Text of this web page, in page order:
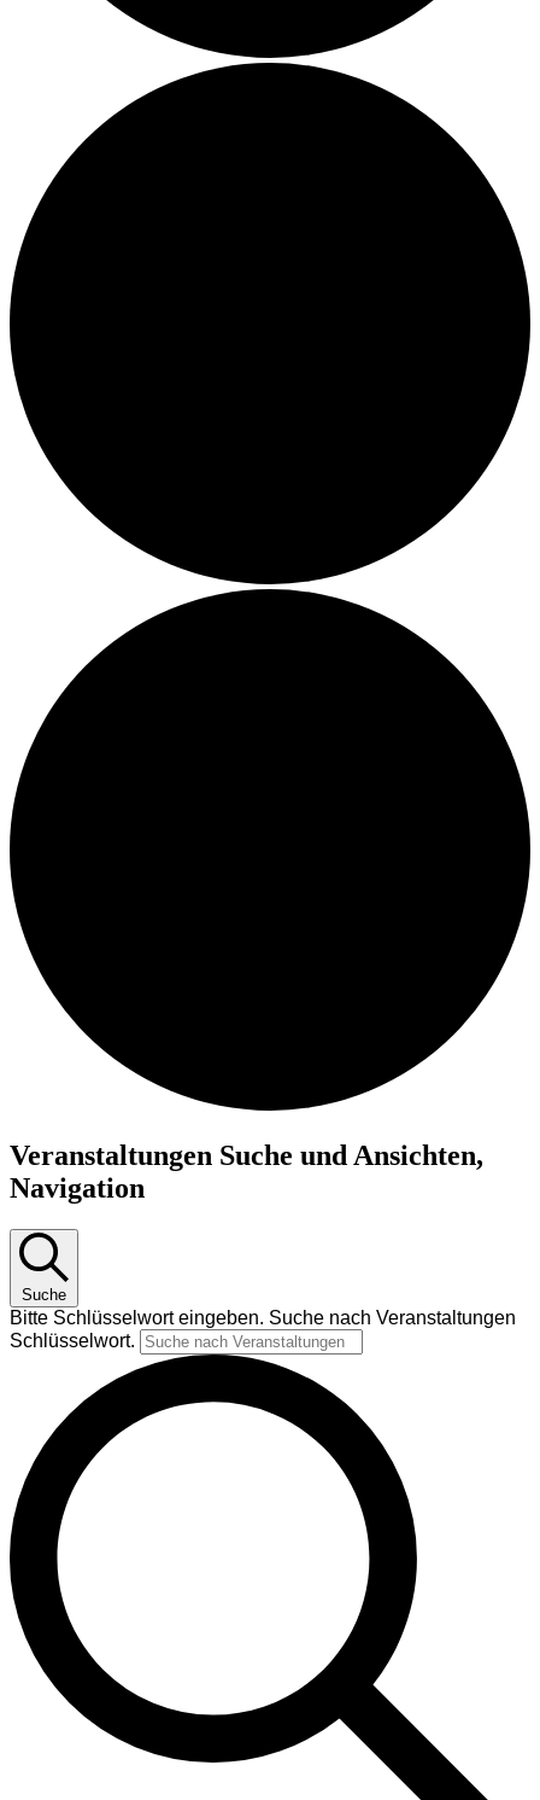
Veranstaltungen
für
Oktober
2024
Veranstaltungen Suche und Ansichten,
Navigation
Suche
Bitte Schlüsselwort eingeben. Suche nach Veranstaltungen
Schlüsselwort.